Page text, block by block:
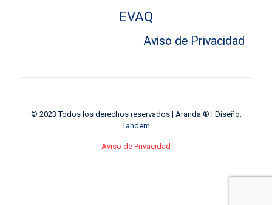
EVAQ
Aviso de Privacidad
© 2023 Todos los derechos reservados | Aranda ® | Diseño:
Tandem
Aviso de Privacidad